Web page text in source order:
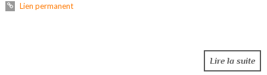
Lien permanent
Lire la suite